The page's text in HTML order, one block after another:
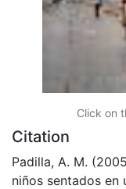
Click on
Citation
Padilla, A. M.
niños sentados en